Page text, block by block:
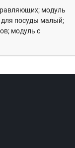
модуль
посуды малый;
модуль с